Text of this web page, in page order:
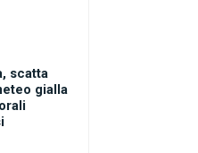
scatta
gialla